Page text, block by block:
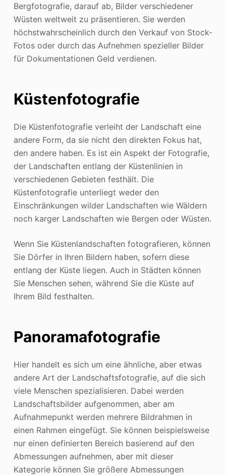
Bergfotografie, darauf ab, Bilder verschiedener
Wüsten weltweit zu präsentieren. Sie werden
höchstwahrscheinlich durch den Verkauf von Stock-
Fotos oder durch das Aufnehmen spezieller Bilder
für Dokumentationen Geld verdienen.
Küstenfotografie
Die Küstenfotografie verleiht der Landschaft eine
andere Form, da sie nicht den direkten Fokus hat,
den andere haben. Es ist ein Aspekt der Fotografie,
der Landschaften entlang der Küstenlinien in
verschiedenen Gebieten festhält. Die
Küstenfotografie unterliegt weder den
Einschränkungen wilder Landschaften wie Wäldern
noch karger Landschaften wie Bergen oder Wüsten.
Wenn Sie Küstenlandschaften fotografieren, können
Sie Dörfer in Ihren Bildern haben, sofern diese
entlang der Küste liegen. Auch in Städten können
Sie Menschen sehen, während Sie die Küste auf
Ihrem Bild festhalten.
Panoramafotografie
Hier handelt es sich um eine ähnliche, aber etwas
andere Art der Landschaftsfotografie, auf die sich
viele Menschen spezialisieren. Dabei werden
Landschaftsbilder aufgenommen, aber am
Aufnahmepunkt werden mehrere Bildrahmen in
einen Rahmen eingefügt. Sie können beispielsweise
nur einen definierten Bereich basierend auf den
Abmessungen aufnehmen, aber mit dieser
Kategorie können Sie größere Abmessungen